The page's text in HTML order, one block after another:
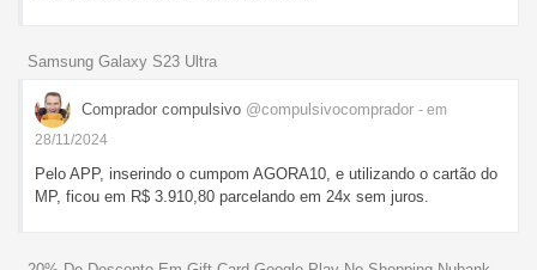
Samsung Galaxy S23 Ultra
Comprador compulsivo @compulsivocomprador - em
28/11/2024
Pelo APP, inserindo o cumpom AGORA10, e utilizando o cartão do
MP, ficou em R$ 3.910,80 parcelando em 24x sem juros.